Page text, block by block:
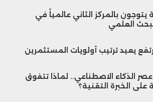
بالمركز الثاني عالمياً في
العلمي
يعيد ترتيب أولويات المستثمرين
الذكاء الاصطناعي.. لماذا تتفوق
على الخبرة التقنية؟